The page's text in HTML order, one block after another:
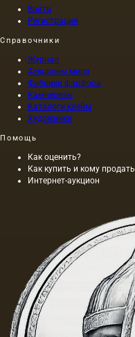
Войти
Регистрация
Справочники
Журнал
Аукционы мира
Фабрики фарфора
Камнерезы
Каталоги клейм
Художники
Помощь
Как оценить?
Как купить и кому продать
Интернет-аукцион